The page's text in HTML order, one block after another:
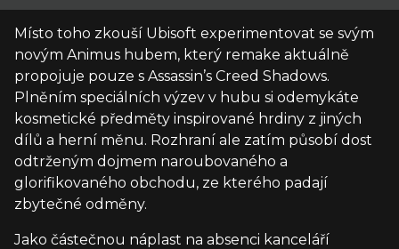
Místo toho zkouší Ubisoft experimentovat se svým
novým Animus hubem, který remake aktuálně
propojuje pouze s Assassin’s Creed Shadows.
Plněním speciálních výzev v hubu si odemykáte
kosmetické předměty inspirované hrdiny z jiných
dílů a herní měnu. Rozhraní ale zatím působí dost
odtrženým dojmem naroubovaného a
glorifikovaného obchodu, ze kterého padají
zbytečné odměny.
Jako částečnou náplast na absenci kanceláří